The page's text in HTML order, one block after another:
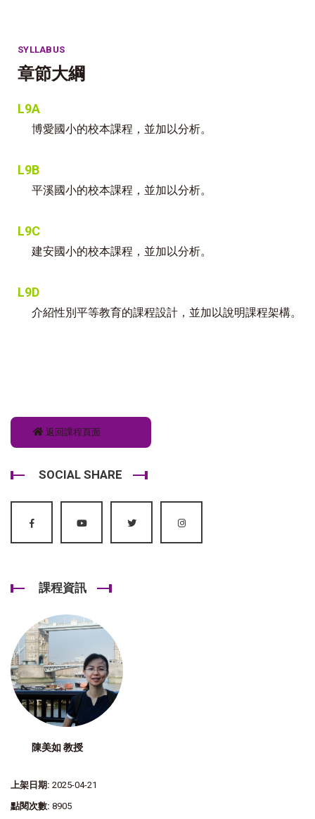
SYLLABUS
章節大綱
L9A
博愛國小的校本課程，並加以分析。
L9B
平溪國小的校本課程，並加以分析。
L9C
建安國小的校本課程，並加以分析。
L9D
介紹性別平等教育的課程設計，並加以說明課程架構。
返回課程頁面
SOCIAL SHARE
課程資訊
陳美如 教授
上架日期: 2025-04-21
點閱次數: 8905